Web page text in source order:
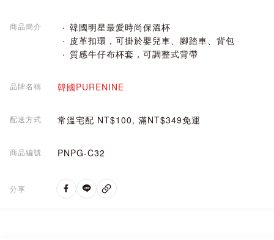
商品簡介
韓國明星最愛時尚保溫杯
皮革扣環，可掛於嬰兒車、腳踏車、背包
質感牛仔布杯套，可調整式背帶
品牌名稱 韓國PURENINE
配送方式 常溫宅配 NT$100, 滿NT$349免運
商品編號 PNPG-C32
分享